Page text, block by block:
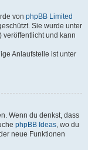
von phpBB Limited
Sie wurde unter
veröffentlicht und kann
Anlaufstelle ist unter
Wenn du denkst, dass
phpBB Ideas, wo du
neue Funktionen